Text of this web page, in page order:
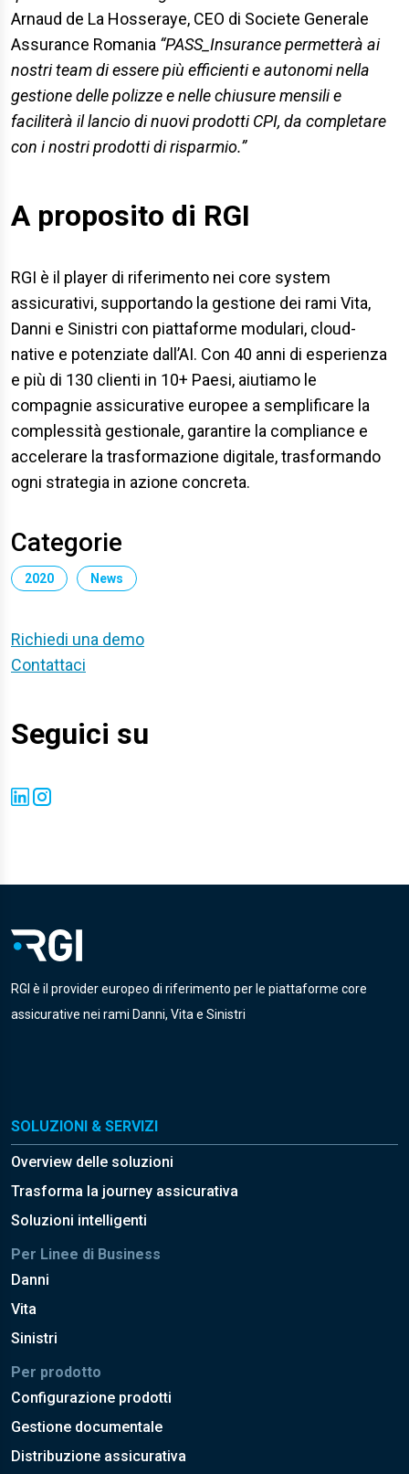
Arnaud de La Hosseraye, CEO di Societe Generale
Assurance Romania “PASS_Insurance permetterà ai
nostri team di essere più efficienti e autonomi nella
gestione delle polizze e nelle chiusure mensili e
faciliterà il lancio di nuovi prodotti CPI, da completare
con i nostri prodotti di risparmio.”
A proposito di RGI
RGI è il player di riferimento nei core system
assicurativi, supportando la gestione dei rami Vita,
Danni e Sinistri con piattaforme modulari, cloud-
native e potenziate dall’AI. Con 40 anni di esperienza
e più di 130 clienti in 10+ Paesi, aiutiamo le
compagnie assicurative europee a semplificare la
complessità gestionale, garantire la compliance e
accelerare la trasformazione digitale, trasformando
ogni strategia in azione concreta.
Categorie
2020 News
Richiedi una demo
Contattaci
Seguici su
RGI è il provider europeo di riferimento per le piattaforme core
assicurative nei rami Danni, Vita e Sinistri
SOLUZIONI & SERVIZI
Overview delle soluzioni
Trasforma la journey assicurativa
Soluzioni intelligenti
Per Linee di Business
Danni
Vita
Sinistri
Per prodotto
Configurazione prodotti
Gestione documentale
Distribuzione assicurativa